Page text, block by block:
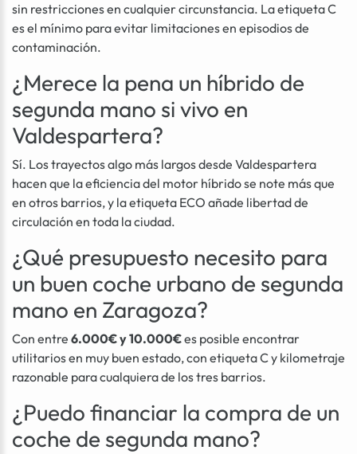
sin restricciones en cualquier circunstancia. La etiqueta C
es el mínimo para evitar limitaciones en episodios de
contaminación.
¿Merece la pena un híbrido de
segunda mano si vivo en
Valdespartera?
Sí. Los trayectos algo más largos desde Valdespartera
hacen que la eficiencia del motor híbrido se note más que
en otros barrios, y la etiqueta ECO añade libertad de
circulación en toda la ciudad.
¿Qué presupuesto necesito para
un buen coche urbano de segunda
mano en Zaragoza?
Con entre 6.000€ y 10.000€es posible encontrar
utilitarios en muy buen estado, con etiqueta C y kilometraje
razonable para cualquiera de los tres barrios.
¿Puedo financiar la compra de un
coche de segunda mano?